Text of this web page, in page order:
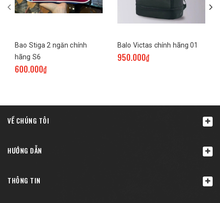
Bao Stiga 2 ngăn chính
hãng S6
600.000₫
Balo Victas chính hãng 01
950.000₫
VỀ CHÚNG TÔI
HƯỚNG DẪN
THÔNG TIN